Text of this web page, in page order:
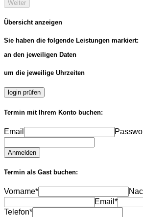
Weiter
Übersicht anzeigen
Sie haben die folgende Leistungen markiert:
an den jeweiligen Daten
um die jeweilige Uhrzeiten
login prüfen
Termin mit Ihrem Konto buchen:
Email
Anmelden
Termin als Gast buchen:
Vorname*
Email*
Telefon*